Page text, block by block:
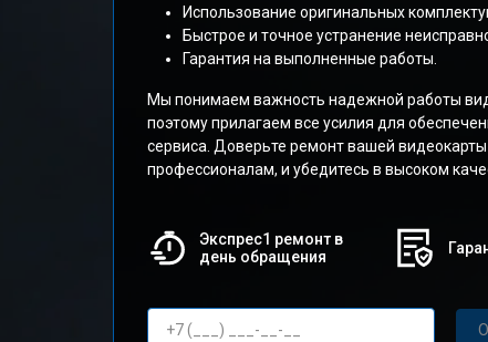
Использование оригинальных
Быстрое и точное устранение
Гарантия на выполненные работы.
Мы понимаем важность надежной работы
поэтому прилагаем все усилия для
сервиса. Доверьте ремонт вашей видеокарты
профессионалам, и убедитесь в высоком
Экспрес1 ремонт в
день обращения